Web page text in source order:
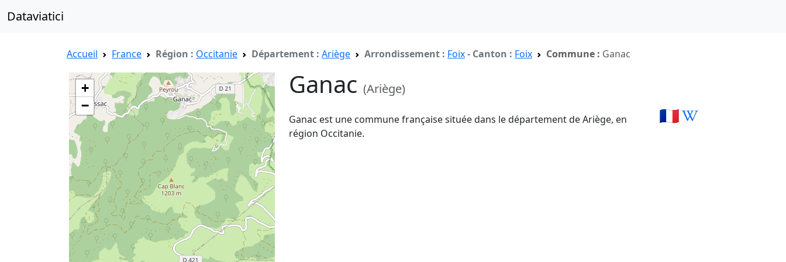
Dataviatici
Accueil France Région : Occitanie Département : Ariège Arrondissement : Foix- Canton : Foix Commune : Ganac
+
−
Ganac (Ariège)
Ganac est une commune française située dans le département de Ariège, en
région Occitanie.
🇫🇷